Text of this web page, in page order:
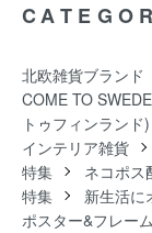
北欧雑貨ブランド
COME TO
トゥフィンランド)
インテリア雑貨
特集
ネコポス
特集
新生活に
ポスター&フレーム